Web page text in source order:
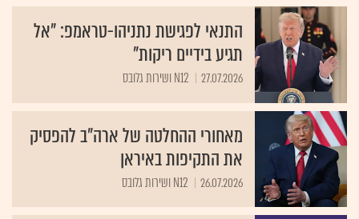
התנאי לפגישת נתניהו-טראמפ: "אל
תגיע בידיים ריקות"
27.07.2026 N12 ושירות גלובס
מאחורי ההחלטה של ארה"ב להפסיק
את התקיפות באיראן
26.07.2026 N12 ושירות גלובס